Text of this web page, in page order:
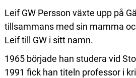
Leif GW Persson växte upp på
tillsammans med sin mamma
Leif till GW i sitt namn.
1965 började han studera vid
1991 fick han titeln professor i